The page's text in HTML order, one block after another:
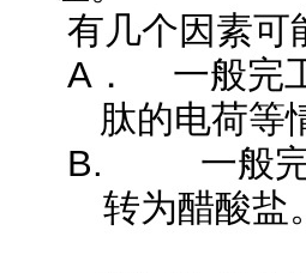
有几个因素可
A． 一般完
肽的电荷等
B. 一般
转为醋酸盐